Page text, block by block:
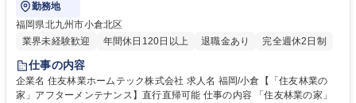
勤務地
福岡県北九州市小倉北区
業界未経験歓迎
年間休日120日以上 退職金あり 完全週休2日制
仕事の内容
企業名 住友林業ホームテック株式会社 求人名 福岡/小倉【「住友林業の
家」アフターメンテナンス】直行直帰可能 仕事の内容 「住友林業の家」